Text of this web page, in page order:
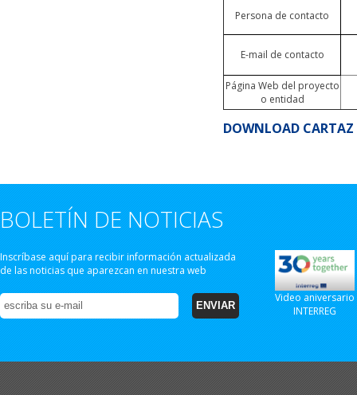
Persona de contacto
E-mail de contacto
Página Web del proyecto
o entidad
DOWNLOAD
BOLETÍN DE NOTICIAS
Inscríbase aquí para recibir información actualizada
de las noticias que aparezcan en nuestra web
Video aniversario
INTERREG